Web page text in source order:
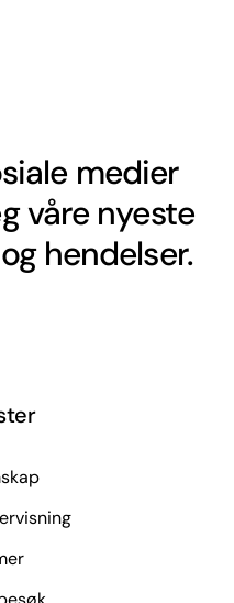
medier
våre nyeste
hendelser.